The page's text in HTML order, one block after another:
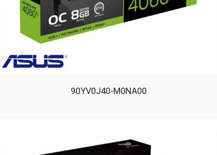
90YV0J40-M0NA00